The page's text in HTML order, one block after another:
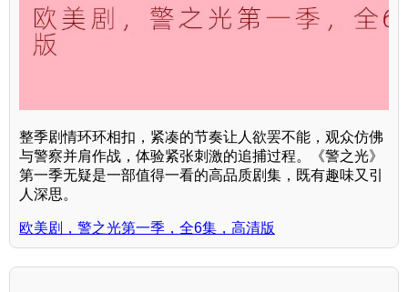
整季剧情环环相扣，紧凑的节奏让人欲罢不能，观众仿佛
与警察并肩作战，体验紧张刺激的追捕过程。《警之光》
第一季无疑是一部值得一看的高品质剧集，既有趣味又引
人深思。
欧美剧，警之光第一季，全6集，高清版